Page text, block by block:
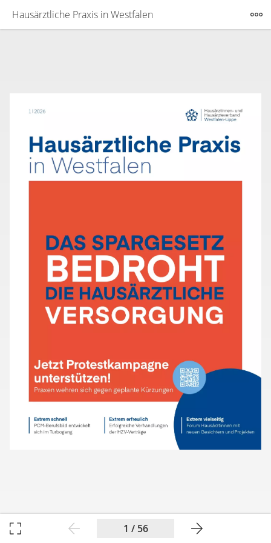
Hausärztliche Praxis in Westfalen